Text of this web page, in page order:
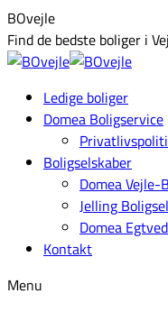
Skip
to
content
Facebook
page
opens
new
window
BOvejle
Find de bedste boliger i
Ledige boliger
Domea Boligservice
Boligselskaber
Domea Vejle-
Jelling
Domea Egtved
Kontakt
Menu